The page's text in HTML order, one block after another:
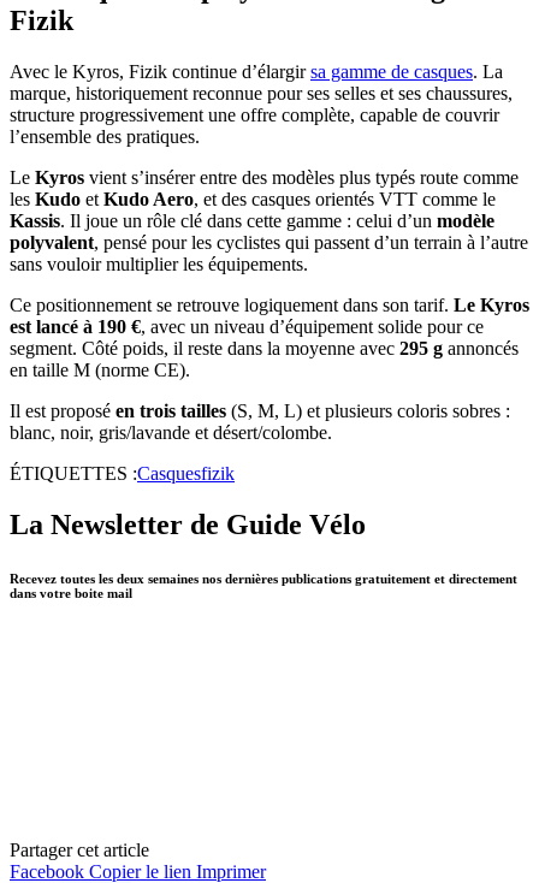
Fizik
Avec le Kyros, Fizik continue d’élargirsa gamme de casques. La
marque, historiquement reconnue pour ses selles et ses chaussures,
structure progressivement une offre complète, capable de couvrir
l’ensemble des pratiques.
Le Kyros vient s’insérer entre des modèles plus typés route comme
les Kudo et Kudo Aero, et des casques orientés VTT comme le
Kassis. Il joue un rôle clé dans cette gamme : celui d’un modèle
polyvalent, pensé pour les cyclistes qui passent d’un terrain à l’autre
sans vouloir multiplier les équipements.
Ce positionnement se retrouve logiquement dans son tarif. Le Kyros
est lancé à 190 €, avec un niveau d’équipement solide pour ce
segment. Côté poids, il reste dans la moyenne avec 295 g annoncés
en taille M (norme CE).
Il est proposé en trois tailles (S, M, L) et plusieurs coloris sobres :
blanc, noir, gris/lavande et désert/colombe.
ÉTIQUETTES :Casquesfizik
La Newsletter de Guide Vélo
Recevez toutes les deux semaines nos dernières publications gratuitement et directement
dans votre boite mail
Partager cet article
Facebook Copier le lien Imprimer